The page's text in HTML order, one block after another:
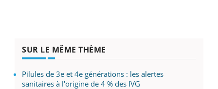
SUR LE MÊME THÈME
Pilules de 3e et 4e générations : les alertes
sanitaires à l'origine de 4 % des IVG